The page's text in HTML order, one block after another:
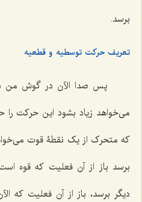
برسد.
تعریف حرکت توسطیه و قطعیه
پس صدا الآن در گوش من
می‌خواهد زیاد بشود این حرکت
که متحرک از یک نقطۀ قوت
برسد باز از آن فعلیت که قوه
دیگر برسد، باز از آن فعلیت که